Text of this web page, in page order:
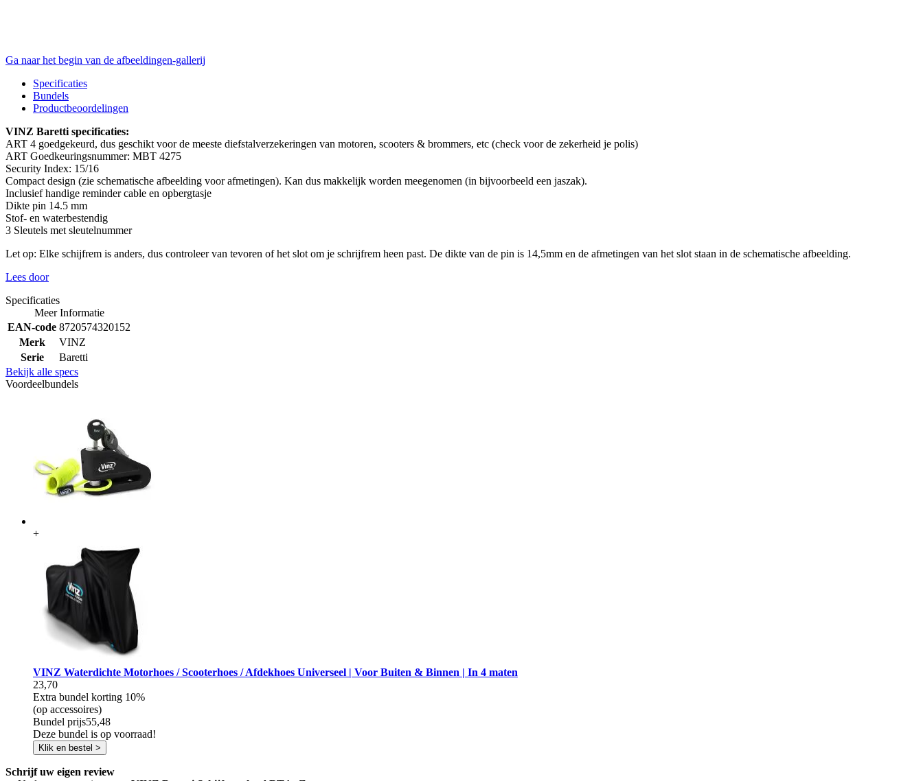
Ga naar het begin van de afbeeldingen-gallerij
Specificaties
Bundels
Productbeoordelingen
VINZ Baretti specificaties:
ART 4 goedgekeurd, dus geschikt voor de meeste diefstalverzekeringen van motoren, scooters & brommers, etc (check voor de zekerheid je polis)
ART Goedkeuringsnummer: MBT 4275
Security Index: 15/16
Compact design (zie schematische afbeelding voor afmetingen). Kan dus makkelijk worden meegenomen (in bijvoorbeeld een jaszak).
Inclusief handige reminder cable en opbergtasje
Dikte pin 14.5 mm
Stof- en waterbestendig
3 Sleutels met sleutelnummer
Let op: Elke schijfrem is anders, dus controleer van tevoren of het slot om je schrijfrem heen past. De dikte van de pin is 14,5mm en de afmetingen van het slot staan in de schematische afbeelding.
Lees door
Specificaties
Meer Informatie
EAN-code 8720574320152
Merk
VINZ
Serie
Baretti
Bekijk alle specs
Voordeelbundels
+
VINZ Waterdichte Motorhoes / Scooterhoes / Afdekhoes Universeel | Voor Buiten & Binnen | In 4 maten
23,70
Extra bundel korting 10%
(op accessoires)
Bundel prijs55,48
Deze bundel is op voorraad!
Klik en bestel >
Schrijf uw eigen review